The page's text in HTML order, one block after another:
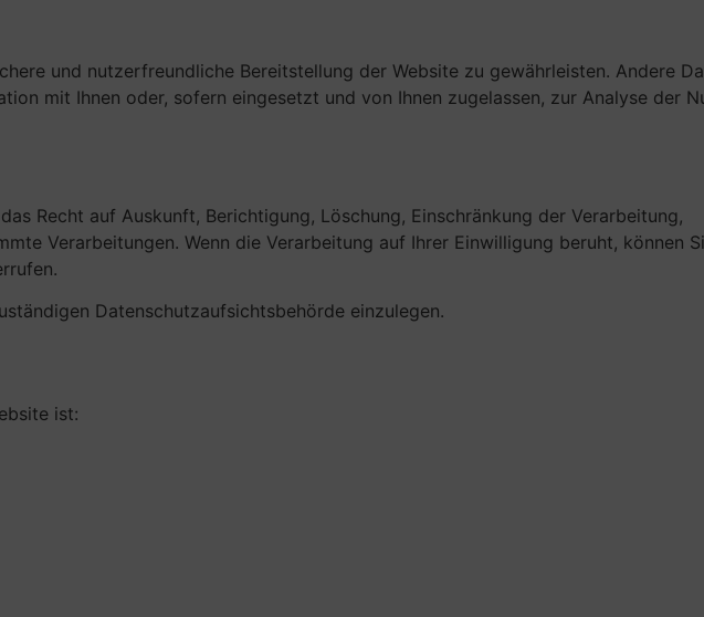
und nutzerfreundliche Bereitstellung der Website zu gewährleisten. Andere
mit Ihnen oder, sofern eingesetzt und von Ihnen zugelassen, zur Analyse der
Recht auf Auskunft, Berichtigung, Löschung, Einschränkung der Verarbeitung,
Verarbeitungen. Wenn die Verarbeitung auf Ihrer Einwilligung beruht, können
Datenschutzaufsichtsbehörde einzulegen.
ist: